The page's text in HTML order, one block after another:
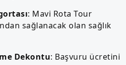
: Mavi Rota Tour
sağlanacak olan sağlık
Dekontu: Başvuru ücretini